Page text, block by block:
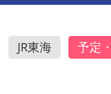
JR東海 予定